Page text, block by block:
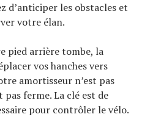
d’anticiper les obstacles et
votre élan.
pied arrière tombe, la
vos hanches vers
amortisseur n’est pas
pas ferme. La clé est de
pour contrôler le vélo.